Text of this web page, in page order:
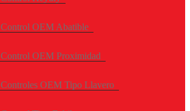
Control OEM Abatible
Control OEM Proximidad
Controles OEM Tipo Llavero